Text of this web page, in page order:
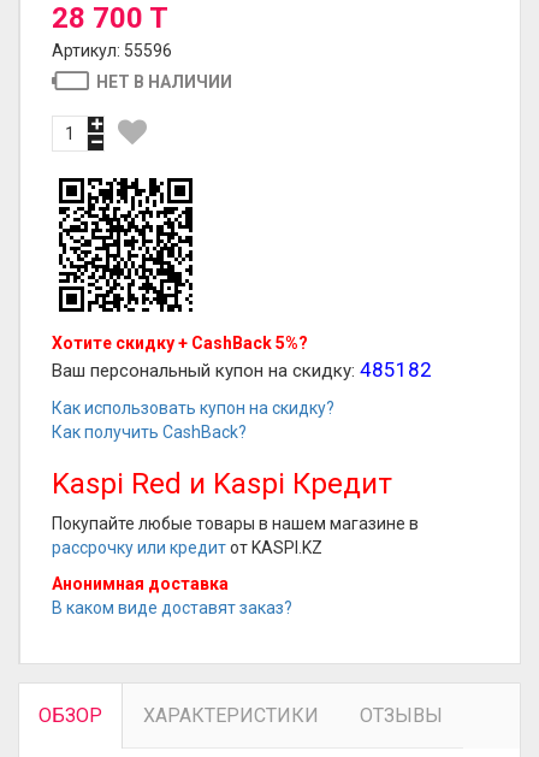
28 700 T
Артикул: 55596
НЕТ В НАЛИЧИИ
Хотите скидку + CashBack 5%?
Ваш персональный купон на скидку: 485182
Как использовать купон на скидку?
Как получить CashBack?
Kaspi Red и Kaspi Кредит
Покупайте любые товары в нашем магазине в
рассрочку или кредитот KASPI.KZ
Анонимная доставка
В каком виде доставят заказ?
ОБЗОР ХАРАКТЕРИСТИКИ ОТЗЫВЫ